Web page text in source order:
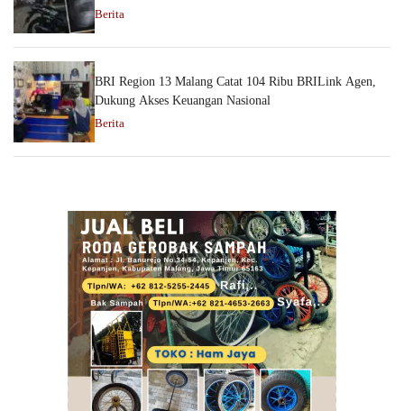
Berita
BRI Region 13 Malang Catat 104 Ribu BRILink Agen,
Dukung Akses Keuangan Nasional
Berita